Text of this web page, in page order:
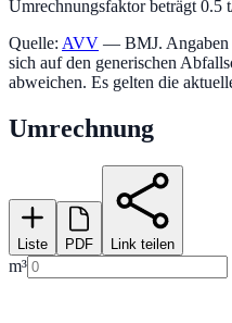
Umrechnungsfaktor beträgt 0.5
Quelle: AVV — BMJ. Angaben
sich auf den generischen
abweichen. Es gelten die
Umrechnung
Liste PDF Link teilen
m³